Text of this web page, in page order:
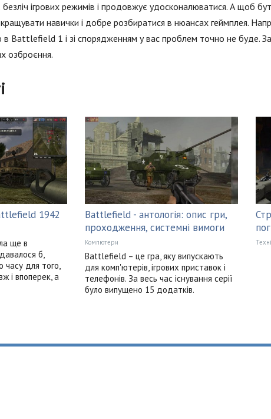
ігрових режимів і продовжує удосконалюватися. А щоб
навички і добре розбиратися в нюансах геймплея.
в Battlefield 1 і зі спорядженням у вас проблем точно не буде.
озброєння.
1942
ще в
б,
для того,
і впоперек, а
Battlefield - антологія: опис гри,
проходження, системні вимоги
Компютери
Battlefield – це гра, яку випускають
для комп'ютерів, ігрових приставок і
телефонів. За весь час існування серії
було випущено 15 додатків.